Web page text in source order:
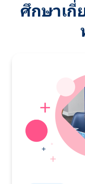
ศึกษาเกี่